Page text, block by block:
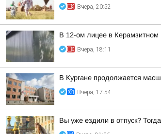
Вчера, 20:52
В 12-ом лицее в Керамзитном
Вчера, 18:11
В Кургане продолжается
Вчера, 17:54
Вы уже ездили в отпуск?